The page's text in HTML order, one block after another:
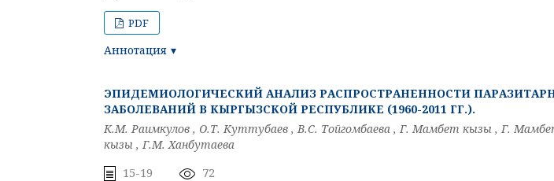
PDF
Аннотация
ЭПИДЕМИОЛОГИЧЕСКИЙ АНАЛИЗ РАСПРОСТРАНЕННОСТИ
ЗАБОЛЕВАНИЙ В КЫРГЫЗСКОЙ РЕСПУБЛИКЕ (1960-2011 ГГ.).
К.М. Раимкулов , О.Т. Куттубаев , B.C. Тойгомбаева , Г. Мамбет кызы , Г.
кызы , Г.М. Ханбутаева
15-19 72